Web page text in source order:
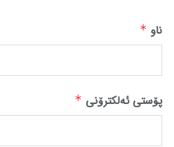
ناو *
پۆستی ئەلکترۆنی *